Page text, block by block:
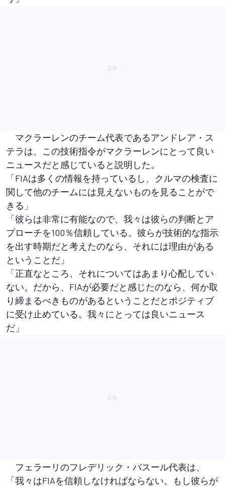
マクラーレンのチーム代表であるアンドレア・ス
テラは、この技術指令がマクラーレンにとって良い
ニュースだと感じていると説明した。
「FIAは多くの情報を持っているし、クルマの検査に
関して他のチームには見えないものを見ることがで
きる」
「彼らは非常に有能なので、我々は彼らの判断とア
プローチを100％信頼している。彼らが技術的な指示
を出す時期だと考えたのなら、それには理由がある
ということだ」
「正直なところ、それについてはあまり心配してい
ない。だから、FIAが必要だと感じたのなら、何か取
り締まるべきものがあるということだとポジティブ
に受け止めている。我々にとっては良いニュース
だ」
フェラーリのフレデリック・バスール代表は、
「我々はFIAを信頼しなければならない。もし彼らが